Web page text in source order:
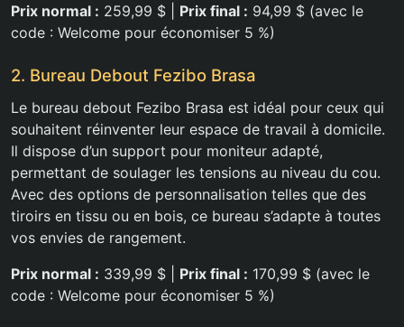
Prix normal : 259,99 $ | Prix final : 94,99 $ (avec le
code : Welcome pour économiser 5 %)
2. Bureau Debout Fezibo Brasa
Le bureau debout Fezibo Brasa est idéal pour ceux qui
souhaitent réinventer leur espace de travail à domicile.
Il dispose d’un support pour moniteur adapté,
permettant de soulager les tensions au niveau du cou.
Avec des options de personnalisation telles que des
tiroirs en tissu ou en bois, ce bureau s’adapte à toutes
vos envies de rangement.
Prix normal : 339,99 $ | Prix final : 170,99 $ (avec le
code : Welcome pour économiser 5 %)